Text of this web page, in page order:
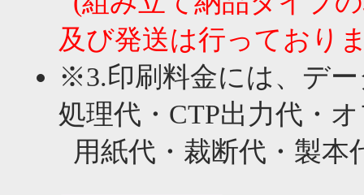
及び発送は行っており
※3.印刷料金には、デ
処理代・CTP出力代・
用紙代・裁断代・製本